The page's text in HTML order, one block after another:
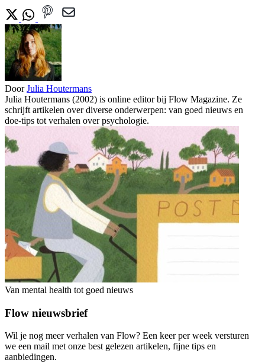
Door Julia Houtermans
Julia Houtermans (2002) is online editor bij Flow Magazine. Ze
schrijft artikelen over diverse onderwerpen: van goed nieuws en
doe-tips tot verhalen over psychologie.
Van mental health tot goed nieuws
Flow nieuwsbrief
Wil je nog meer verhalen van Flow? Een keer per week versturen
we een mail met onze best gelezen artikelen, fijne tips en
aanbiedingen.